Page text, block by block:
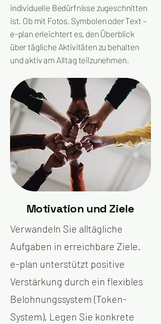
individuelle Bedürfnisse zugeschnitten
ist. Ob mit Fotos, Symbolen oder Text –
e-plan erleichtert es, den Überblick
über tägliche Aktivitäten zu behalten
und aktiv am Alltag teilzunehmen.
Motivation und Ziele
Verwandeln Sie alltägliche
Aufgaben in erreichbare Ziele.
e-plan unterstützt positive
Verstärkung durch ein flexibles
Belohnungssystem (Token-
System). Legen Sie konkrete